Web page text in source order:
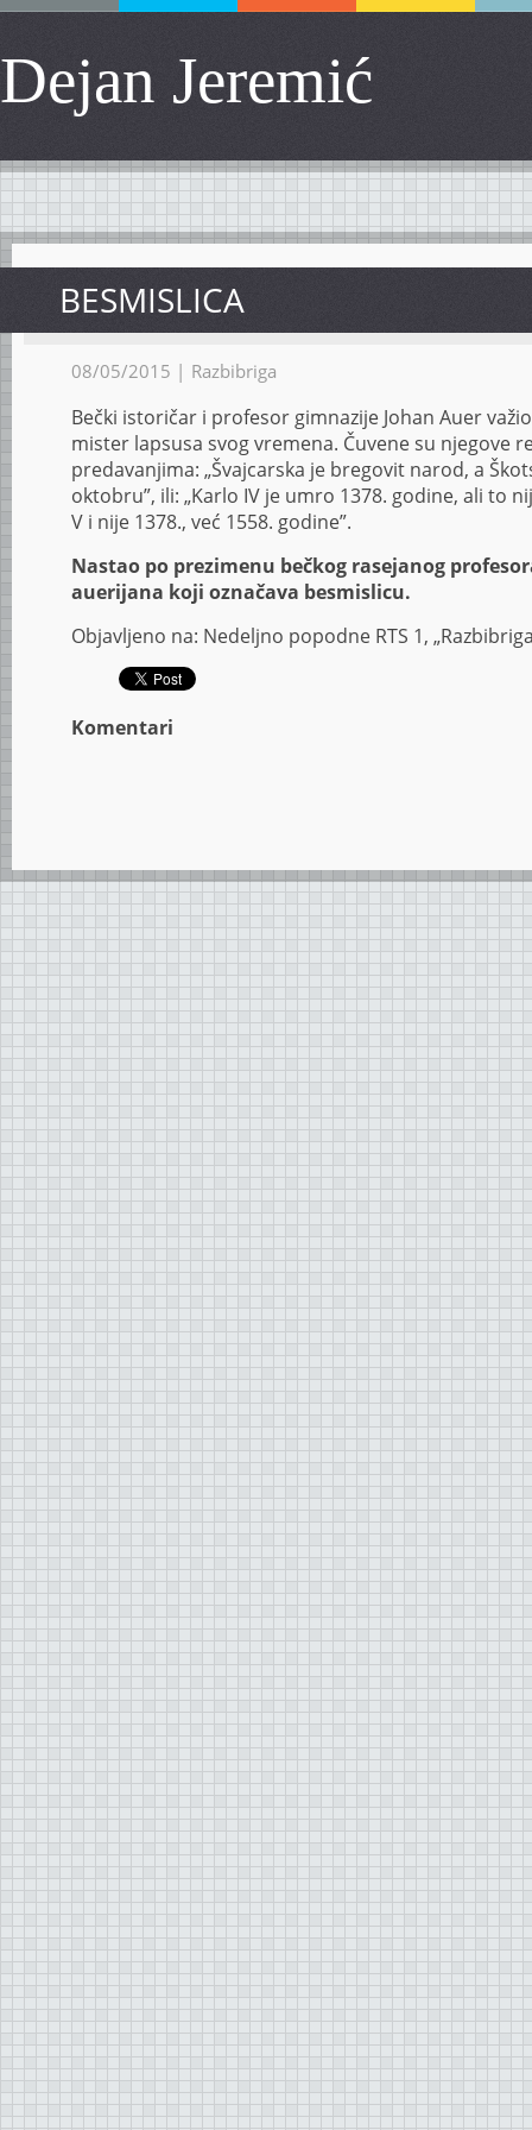
Dejan Jeremić
BESMISLICA
08/05/2015 | Razbibriga
Bečki istoričar i profesor gimnazije Johan Auer
mister lapsusa svog vremena. Čuvene su njegove
predavanjima: „Švajcarska je bregovit narod, a
oktobru”, ili: „Karlo IV je umro 1378. godine, ali to
V i nije 1378., već 1558. godine”.
Nastao po prezimenu bečkog rasejanog
auerijana koji označava besmislicu.
Objavljeno na: Nedeljno popodne RTS 1,
Komentari